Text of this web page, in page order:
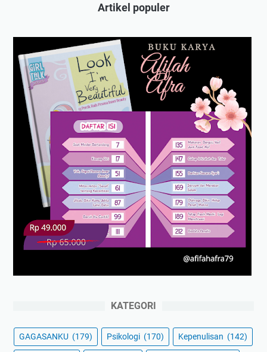
Artikel populer
KATEGORI
GAGASANKU (179) Psikologi (170) Kepenulisan (142)